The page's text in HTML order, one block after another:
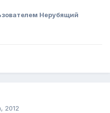
Нерубящий
2012